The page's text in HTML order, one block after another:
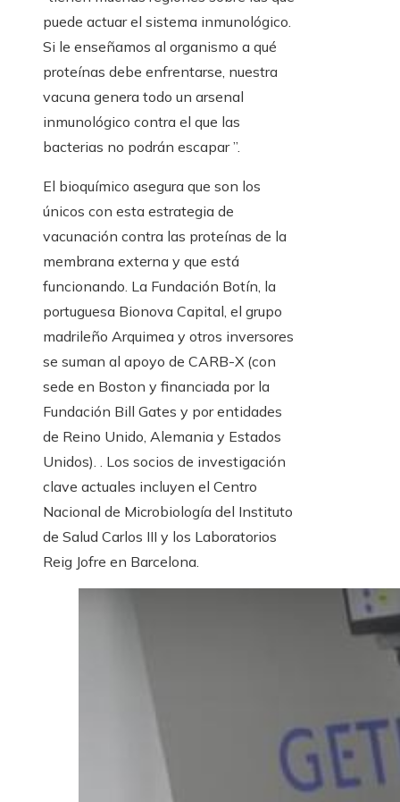
puede actuar el sistema inmunológico.
Si le enseñamos al organismo a qué
proteínas debe enfrentarse, nuestra
vacuna genera todo un arsenal
inmunológico contra el que las
bacterias no podrán escapar ”.
El bioquímico asegura que son los
únicos con esta estrategia de
vacunación contra las proteínas de la
membrana externa y que está
funcionando. La Fundación Botín, la
portuguesa Bionova Capital, el grupo
madrileño Arquimea y otros inversores
se suman al apoyo de CARB-X (con
sede en Boston y financiada por la
Fundación Bill Gates y por entidades
de Reino Unido, Alemania y Estados
Unidos). . Los socios de investigación
clave actuales incluyen el Centro
Nacional de Microbiología del Instituto
de Salud Carlos III y los Laboratorios
Reig Jofre en Barcelona.